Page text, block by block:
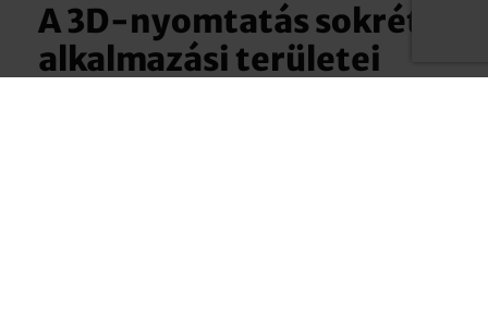
A 3D-nyomtatás sokrétű
alkalmazási területei